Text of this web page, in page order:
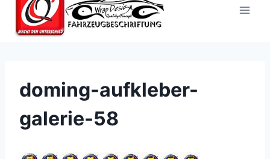
doming-aufkleber-
galerie-58